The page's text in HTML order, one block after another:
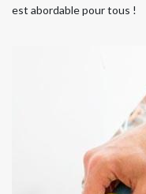
est abordable pour tous !